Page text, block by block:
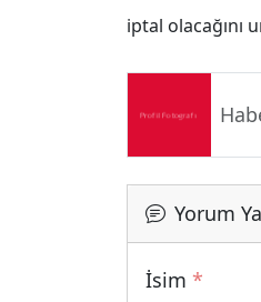
iptal olacağını
Yorum
İsim *